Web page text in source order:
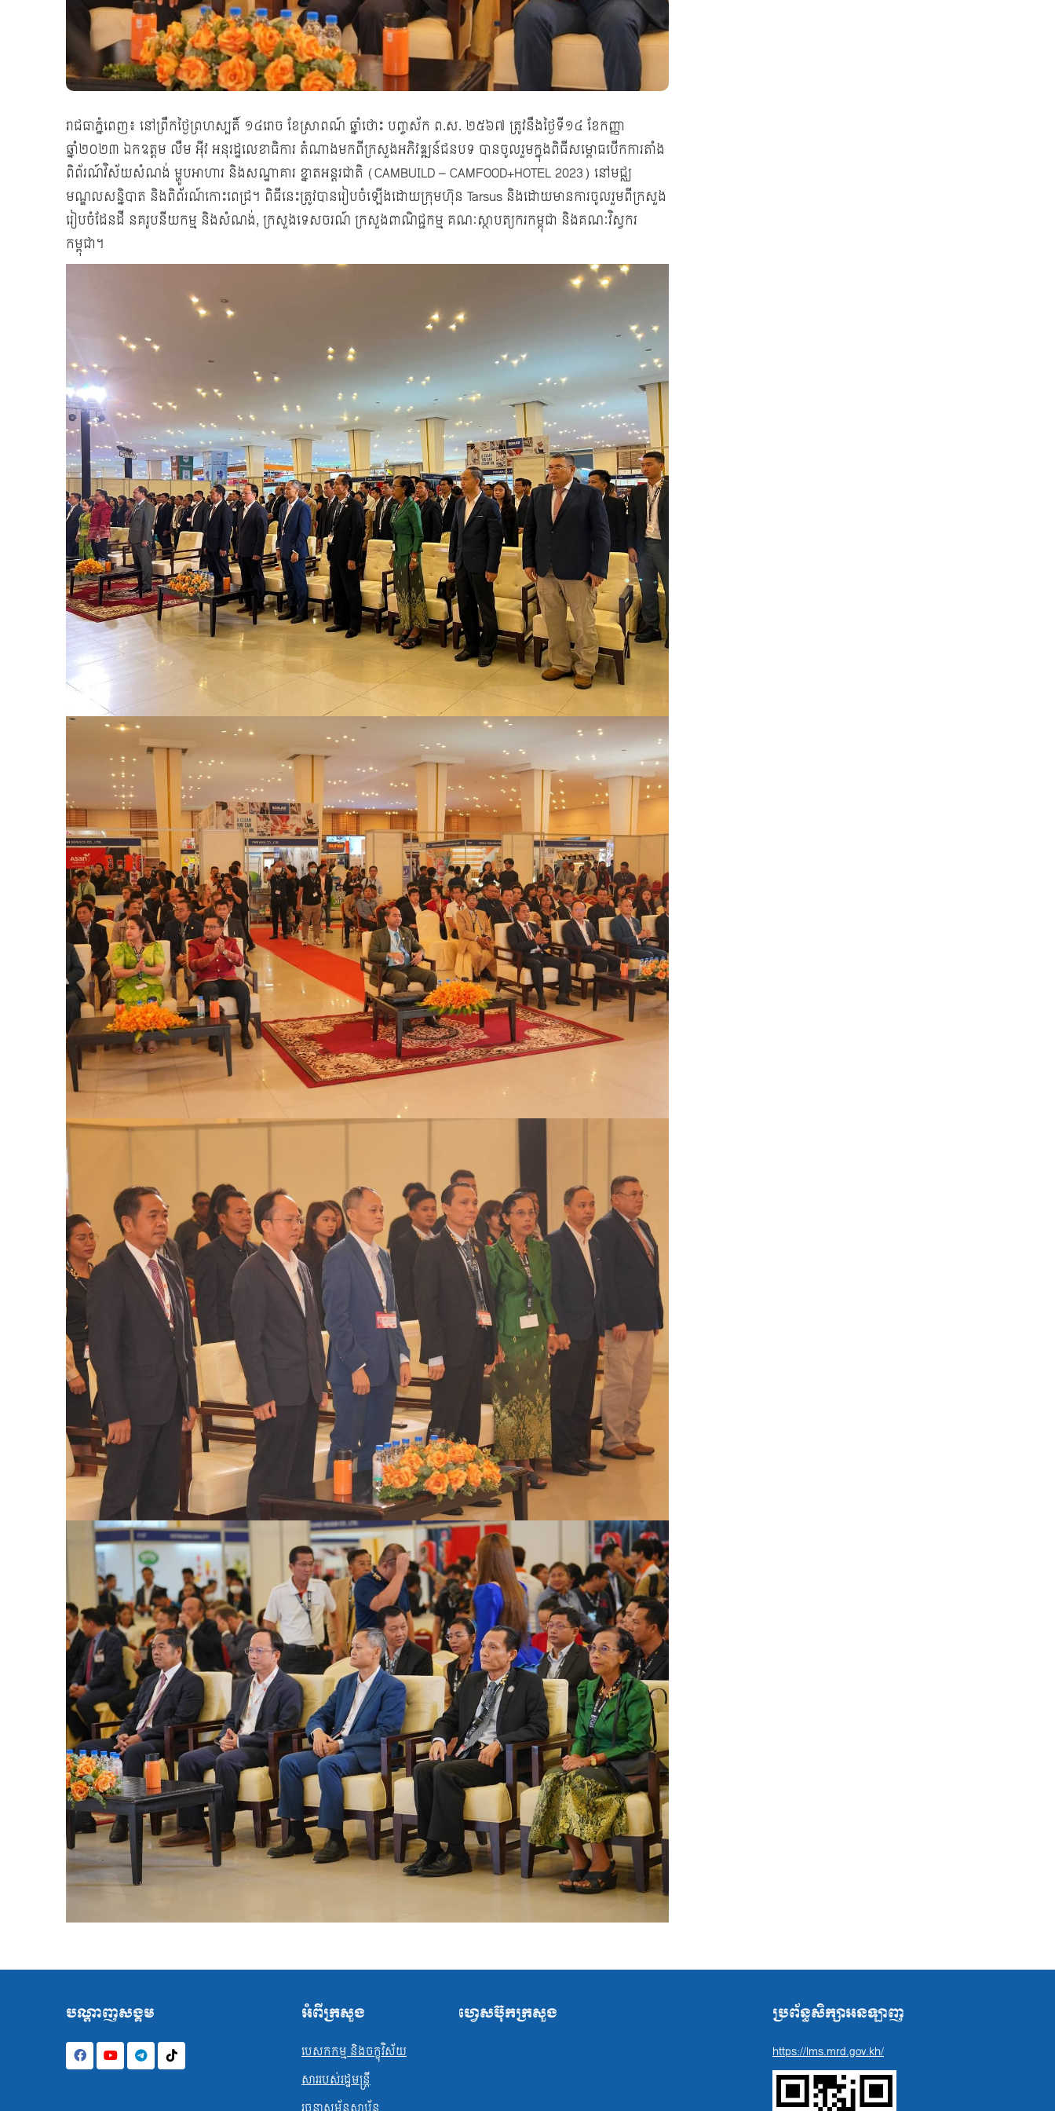
រាជធាភ្នំពេញ៖ នៅព្រឹកថ្ងៃព្រហស្បតិ៍ ១៤រោច ខែស្រាពណ៍ ឆ្នាំថោះ បញ្ចស័ក ព.ស. ២៥៦៧ ត្រូវនឹងថ្ងៃទី១៤ ខែកញ្ញា
ឆ្នាំ២០២៣ ឯកឧត្ដម លឹម អ៊ីវ អនុរដ្ឋលេខាធិការ តំណាងមកពីក្រសួងអភិវឌ្ឍន៍ជនបទ បានចូលរួមក្នុងពិធីសម្ពោធបើកការតាំង
ពិព័រណ៍វិស័យសំណង់ ម្ហូបអាហារ និងសណ្ឋាគារ ខ្នាតអន្តរជាតិ (CAMBUILD – CAMFOOD+HOTEL 2023) នៅមជ្ឈ
មណ្ឌលសន្និបាត និងពិព័រណ៍កោះពេជ្រ។ ពិធីនេះត្រូវបានរៀបចំឡើងដោយក្រុមហ៊ុន Tarsus និងដោយមានការចូលរួមពីក្រសួង
រៀបចំដែនដី នគរូបនីយកម្ម និងសំណង់, ក្រសួងទេសចរណ៍ ក្រសួងពាណិជ្ជកម្ម គណៈស្ថាបត្យករកម្ពុជា និងគណៈវិស្វករ
កម្ពុជា។
បណ្ដាញសង្គម អំពីក្រសួង
បេសកកម្ម និងចក្ខុវិស័យ
សាររបស់រដ្ឋមន្ត្រី
ហ្វេសប៊ុកក្រសួង ប្រព័ន្ធសិក្សាអនឡាញ
https://lms.mrd.gov.kh/